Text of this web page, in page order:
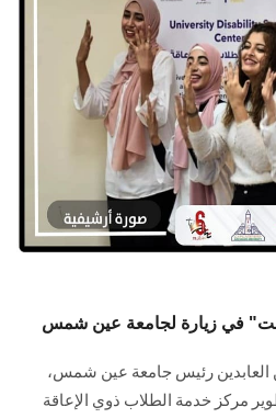
هيئة التدريس
الدراسات العليا
الموظفون
الان
في زيارة لجامعة عين شمس
العابدين رئيس جامعة عين شمس،
مركز خدمة الطلاب ذوي الإعاقة